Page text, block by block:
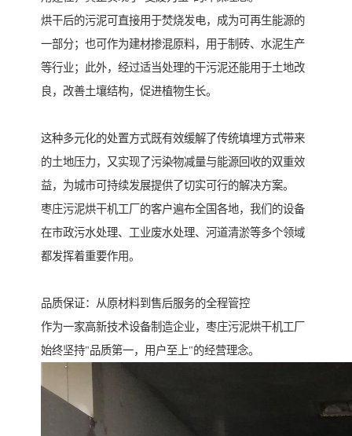
烘干后的污泥可直接用于焚烧发电，成为可再生能源的
一部分；也可作为建材掺混原料，用于制砖、水泥生产
等行业；此外，经过适当处理的干污泥还能用于土地改
良，改善土壤结构，促进植物生长。
这种多元化的处置方式既有效缓解了传统填埋方式带来
的土地压力，又实现了污染物减量与能源回收的双重效
益，为城市可持续发展提供了切实可行的解决方案。
枣庄污泥烘干机工厂的客户遍布全国各地，我们的设备
在市政污水处理、工业废水处理、河道清淤等多个领域
都发挥着重要作用。
品质保证：从原材料到售后服务的全程管控
作为一家高新技术设备制造企业，枣庄污泥烘干机工厂
始终坚持"品质第一，用户至上"的经营理念。